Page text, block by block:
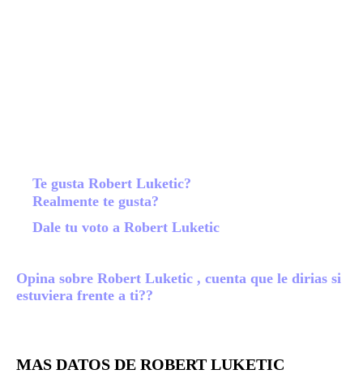
Te gusta Robert Luketic?
Realmente te gusta?
Dale tu voto a Robert Luketic
Opina sobre Robert Luketic , cuenta que le dirias si
estuviera frente a ti??
MAS DATOS DE ROBERT LUKETIC